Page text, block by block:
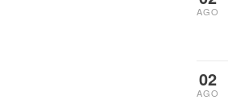
AGO
02
AGO